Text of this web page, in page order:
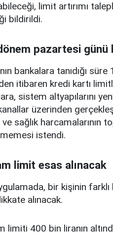
limit artırımı
bildirildi.
pazartesi günü
bankalara tanıdığı
itibaren kredi kartı
sistem altyapılarını
üzerinden
sağlık harcamalarının
istendi.
limit esas alınacak
bir kişinin
alınacak.
limiti 400 bin liranın